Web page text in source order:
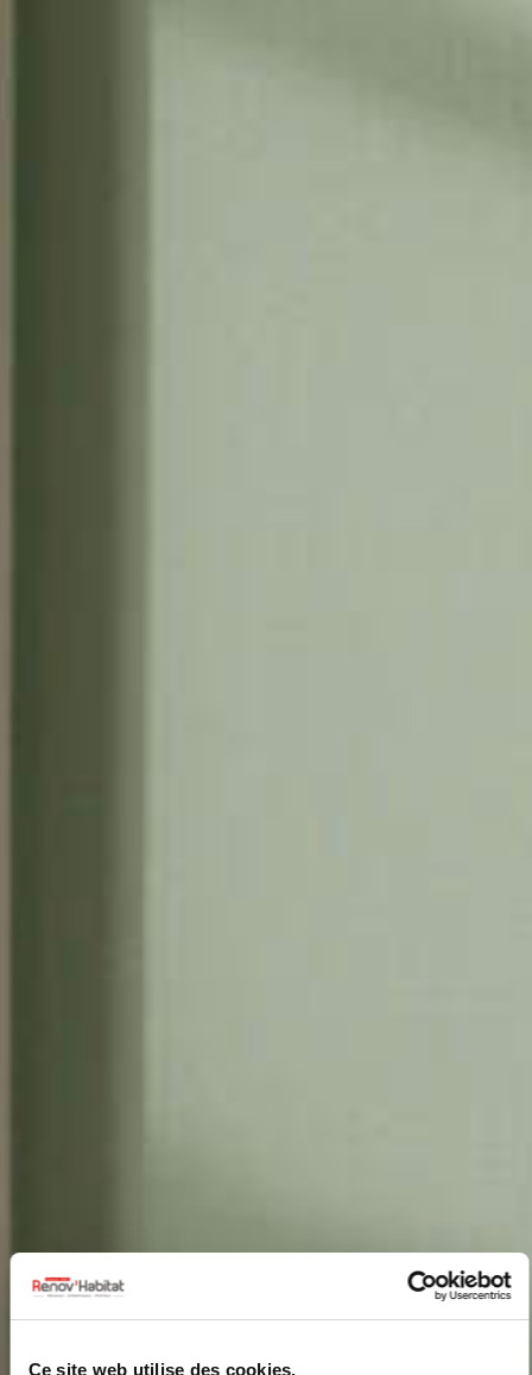
Ce site web utilise des cookies.